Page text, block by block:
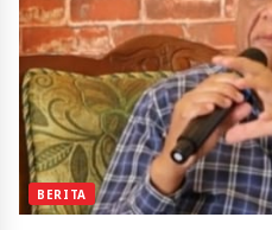
BERITA